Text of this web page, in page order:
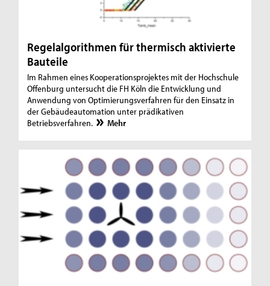
Regelalgorithmen für thermisch aktivierte
Bauteile
Im Rahmen eines Kooperationsprojektes mit der Hochschule
Offenburg untersucht die FH Köln die Entwicklung und
Anwendung von Optimierungsverfahren für den Einsatz in
der Gebäudeautomation unter prädikativen
Betriebsverfahren.
Mehr